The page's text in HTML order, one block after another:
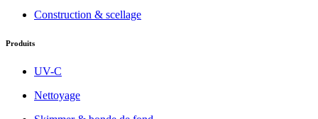
Construction & scellage
Produits
UV-C
Nettoyage